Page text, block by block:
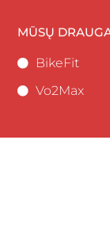
MŪSŲ
BikeFit
Vo2Max